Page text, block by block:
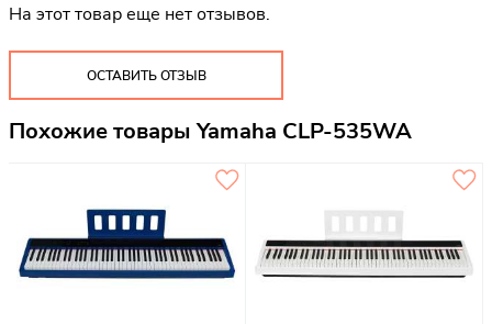
На этот товар еще нет отзывов.
ОСТАВИТЬ ОТЗЫВ
Похожие товары Yamaha CLP-535WA